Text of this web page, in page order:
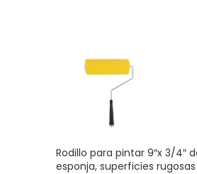
Rodillo para pintar 9″x 3/4″
esponja, superficies rugosas